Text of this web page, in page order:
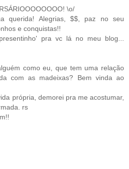
\o/
querida! Alegrias, $$, paz no seu
e conquistas!!
pra vc lá no meu blog...
como eu, que tem uma relação
com as madeixas? Bem vinda ao
própria, demorei pra me acostumar,
rs